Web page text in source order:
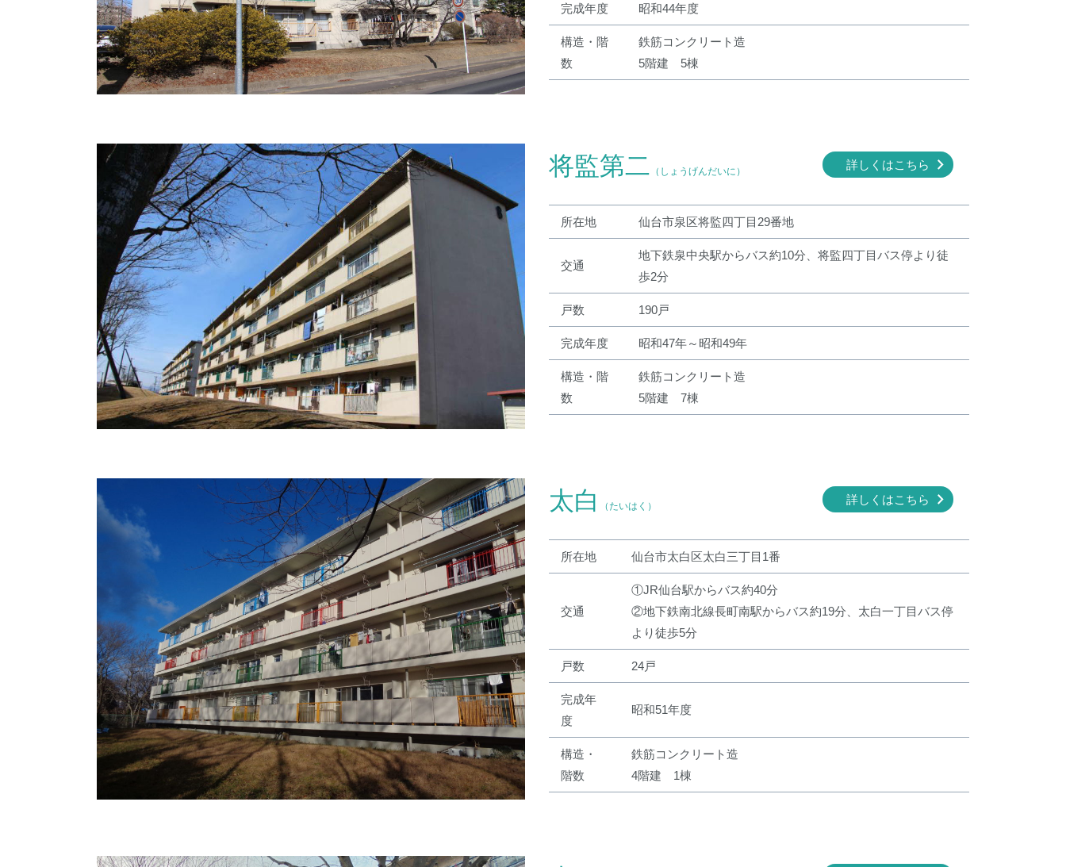
完成年度 昭和44年度
構造・階
数
鉄筋コンクリート造
5階建 5棟
将監第二 （しょうげんだいに） 詳しくはこちら
所在地 仙台市泉区将監四丁目29番地
交通
地下鉄泉中央駅からバス約10分、将監四丁目バス停より徒
歩2分
戸数 190戸
完成年度 昭和47年～昭和49年
構造・階
数
鉄筋コンクリート造
5階建 7棟
太白 （たいはく） 詳しくはこちら
所在地 仙台市太白区太白三丁目1番
交通
①JR仙台駅からバス約40分
②地下鉄南北線長町南駅からバス約19分、太白一丁目バス停
より徒歩5分
戸数 24戸
完成年
度
昭和51年度
構造・
階数
鉄筋コンクリート造
4階建 1棟